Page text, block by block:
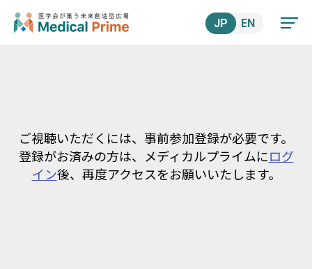
JP EN
ご視聴いただくには、事前参加登録が必要です。
登録がお済みの方は、メディカルプライムにログ
イン後、再度アクセスをお願いいたします。